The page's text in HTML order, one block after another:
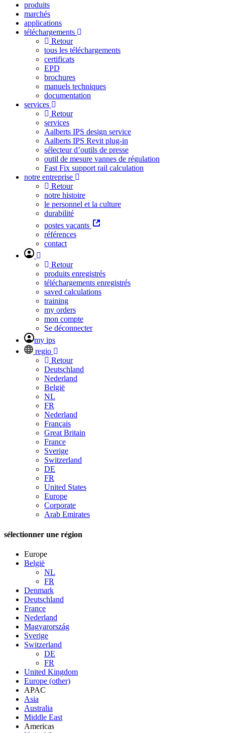
produits
marchés
applications
téléchargements
Retour
tous les téléchargements
certificats
EPD
brochures
manuels techniques
documentation
services
Retour
services
Aalberts IPS design service
Aalberts IPS Revit plug-in
sélecteur d’outils de presse
outil de mesure vannes de régulation
Fast Fix support rail calculation
notre entreprise
Retour
notre histoire
le personnel et la culture
durabilité
postes vacants
références
contact
Retour
produits enregistrés
téléchargements enregistrés
saved calculations
training
my orders
mon compte
Se déconnecter
my ips
regio
Retour
Deutschland
Nederland
België
NL
FR
Nederland
Français
Great Britain
France
Sverige
Switzerland
DE
FR
United States
Europe
Corporate
Arab Emirates
sélectionner une région
Europe
België
NL
FR
Denmark
Deutschland
France
Nederland
Magyarország
Sverige
Switzerland
DE
FR
United Kingdom
Europe (other)
APAC
Asia
Australia
Middle East
Americas